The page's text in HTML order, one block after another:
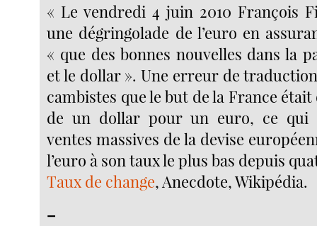
« Le vendredi 4 juin 2010 François
une dégringolade de l’euro en
« que des bonnes nouvelles dans la
et le dollar ». Une erreur de
cambistes que le but de la France
de un dollar pour un euro, ce qui
ventes massives de la devise
l’euro à son taux le plus bas depuis
Taux de change, Anecdote, Wikipédia.
–